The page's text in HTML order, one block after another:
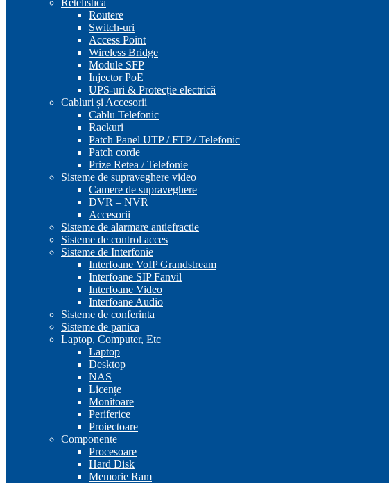
Retelistica
Routere
Switch-uri
Access Point
Wireless Bridge
Module SFP
Injector PoE
UPS-uri & Protecție electrică
Cabluri și Accesorii
Cablu Telefonic
Rackuri
Patch Panel UTP / FTP / Telefonic
Patch corde
Prize Retea / Telefonie
Sisteme de supraveghere video
Camere de supraveghere
DVR – NVR
Accesorii
Sisteme de alarmare antiefractie
Sisteme de control acces
Sisteme de Interfonie
Interfoane VoIP Grandstream
Interfoane SIP Fanvil
Interfoane Video
Interfoane Audio
Sisteme de conferinta
Sisteme de panica
Laptop, Computer, Etc
Laptop
Desktop
NAS
Licențe
Monitoare
Periferice
Proiectoare
Componente
Procesoare
Hard Disk
Memorie Ram